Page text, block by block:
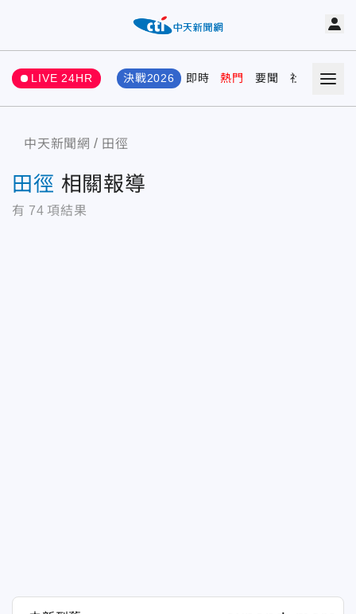
LIVE 24HR 決戰2026 即時 熱門 要聞 社會 娛樂
中天新聞網 田徑
田徑 相關報導
有 74 項結果